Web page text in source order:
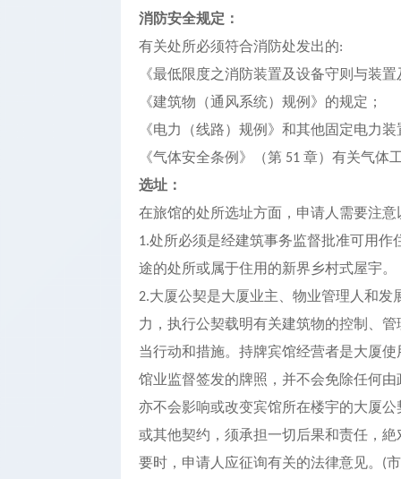
消防安全规定：
有关处所必须符合消防处发出的:
《最低限度之消防装置及设备守则与装
《建筑物（通风系统）规例》的规定；
《电力（线路）规例》和其他固定电力
《气体安全条例》（第 51 章）有关气体
选址：
在旅馆的处所选址方面，申请人需要注意
1.处所必须是经建筑事务监督批准可用作
途的处所或属于住用的新界乡村式屋宇。
2.大厦公契是大厦业主、物业管理人和
力，执行公契载明有关建筑物的控制、
当行动和措施。持牌宾馆经营者是大厦
馆业监督签发的牌照，并不会免除任何
亦不会影响或改变宾馆所在楼宇的大厦
或其他契约，须承担一切后果和责任，
要时，申请人应征询有关的法律意见。 (